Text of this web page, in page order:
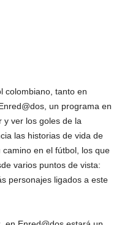
colombiano, tanto en
un programa en
y ver los goles de la
las historias de vida de
en el fútbol, los que
varios puntos de vista:
personajes ligados a este